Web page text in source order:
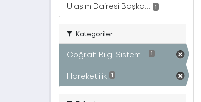
Ulaşım Dairesi Başka... 1
Kategoriler
Coğrafi Bilgi Sistem... 1
Hareketlilik 1